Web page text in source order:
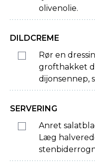
olivenolie.
DILDCREME
Rør en
grofthakket
dijonsennep,
SERVERING
Anret
Læg